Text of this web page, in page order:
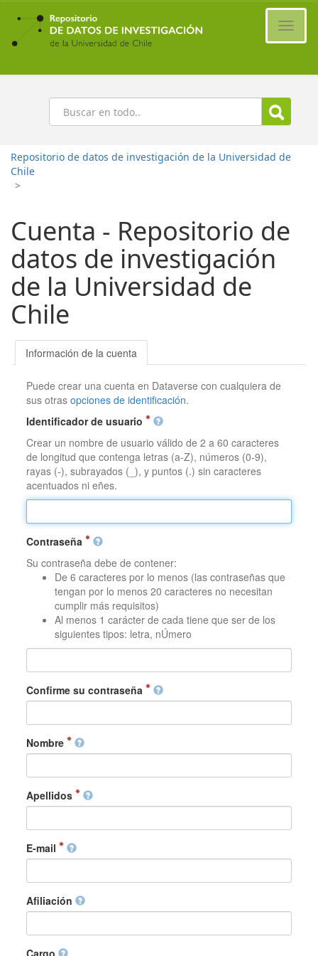
Ir
contenido
principal
Buscar
Repositorio de datos de investigación de la Universidad de
Chile
>
Cuenta - Repositorio de
datos de investigación
de la Universidad de
Chile
Información de la cuenta
Puede crear una cuenta en Dataverse con cualquiera de
sus otrasopciones de identificación.
Identificador de usuario
Crear un nombre de usuario válido de 2 a 60 caracteres
de longitud que contenga letras (a-Z), números (0-9),
rayas (-), subrayados (_), y puntos (.) sin caracteres
acentuados ni eñes.
Contraseña
Su contraseña debe de contener:
De 6 caracteres por lo menos (las contraseñas que
tengan por lo menos 20 caracteres no necesitan
cumplir más requisitos)
Al menos 1 carácter de cada tiene que ser de los
siguientes tipos: letra, nÚmero
Confirme su contraseña
Nombre
Apellidos
E-mail
Afiliación
Cargo